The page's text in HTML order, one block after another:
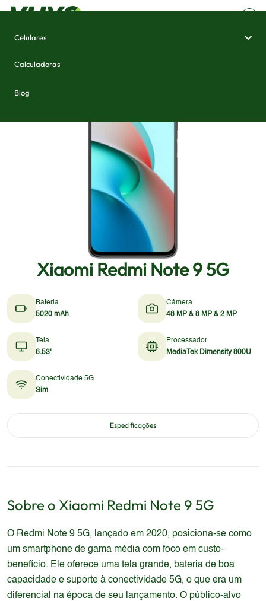
Celulares
Calculadoras
Blog
Xiaomi Redmi Note 9 5G
Bateria
5020 mAh
Câmera
48 MP & 8 MP & 2 MP
Tela
6.53"
Processador
MediaTek Dimensity 800U
Conectividade 5G
Sim
Especificações
Sobre o Xiaomi Redmi Note 9 5G
O Redmi Note 9 5G, lançado em 2020, posiciona-se como
um smartphone de gama média com foco em custo-
benefício. Ele oferece uma tela grande, bateria de boa
capacidade e suporte à conectividade 5G, o que era um
diferencial na época de seu lançamento. O público-alvo